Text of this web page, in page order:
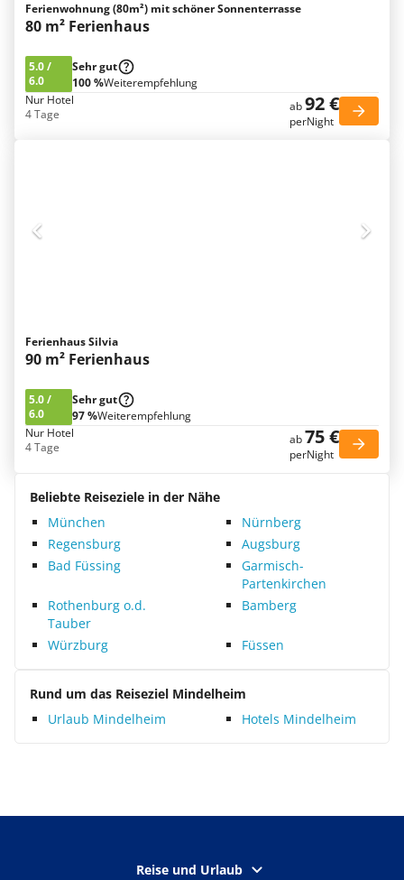
Ferienwohnung (80m²) mit schöner Sonnenterrasse
80 m² Ferienhaus
5.0/
6.0
Sehr gut
100 %Weiterempfehlung
Nur Hotel
4 Tage
ab92 €
perNight
Ferienhaus Silvia
90 m² Ferienhaus
5.0/
6.0
Sehr gut
97 %Weiterempfehlung
Nur Hotel
4 Tage
ab75 €
perNight
Beliebte Reiseziele in der Nähe
München
Nürnberg
Regensburg
Augsburg
Bad Füssing
Garmisch-
Partenkirchen
Rothenburg o.d.
Tauber
Bamberg
Würzburg Füssen
Rund um das Reiseziel Mindelheim
Urlaub Mindelheim
Hotels Mindelheim
Reise und Urlaub